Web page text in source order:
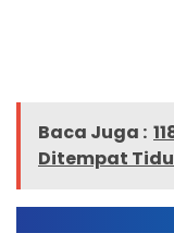
Baca Juga :
Ditempat